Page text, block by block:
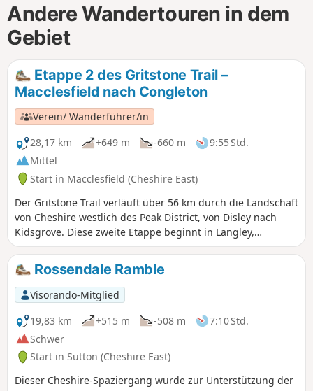
Andere Wandertouren in dem
Gebiet
Etappe 2 des Gritstone Trail –
Macclesfield nach Congleton
Verein/ Wanderführer/in
28,17 km
+649 m -660 m
9:55 Std.
Mittel
Start in Macclesfield (Cheshire East)
Der Gritstone Trail verläuft über 56 km durch die Landschaft
von Cheshire westlich des Peak District, von Disley nach
Kidsgrove. Diese zweite Etappe beginnt in Langley,
nachdem man Macclesfield verlassen und den Treidelpfad
entlang des Macclesfield-Kanals nach Sutton Hall
genommen hat. Von Langley aus schlängelt sich die Route
über Croker Hill und Wincle Minn, mündet in den Dale
Valley Way und steigt bis zur Cloud (343 m) an, bevor sie
vom Weg nach Congleton abzweigt.
Rossendale Ramble
Visorando-Mitglied
19,83 km
+515 m -508 m
7:10 Std.
Schwer
Start in Sutton (Cheshire East)
Dieser Cheshire-Spaziergang wurde zur Unterstützung der